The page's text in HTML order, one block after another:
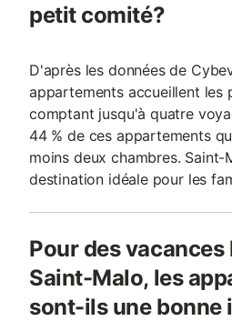
petit comité?
D'après les données de
appartements accueillent les
comptant jusqu'à quatre
44 % de ces appartements
moins deux chambres. Saint-
destination idéale pour les
Pour des vacances
Saint-Malo, les
sont-ils une bonne